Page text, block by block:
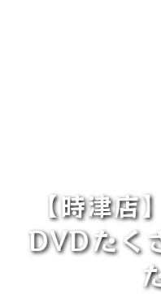
【時津店
DVDたく